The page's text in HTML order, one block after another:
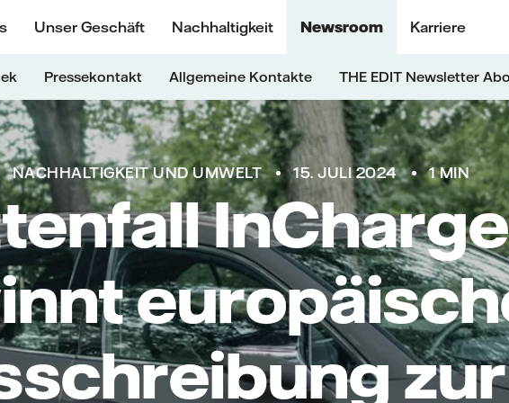
Unser Geschäft Nachhaltigkeit Newsroom Karriere
Pressekontakt Allgemeine Kontakte THE EDIT Newsletter
NACHHALTIGKEIT UND UMWELT 15. JULI 2024 1 MIN
InCharge
zur